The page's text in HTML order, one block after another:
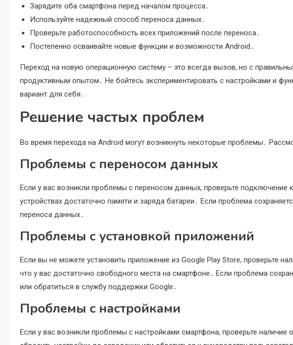
Зарядите оба смартфона перед началом процесса․
Используйте надежный способ переноса данных․
Проверьте работоспособность всех приложений после переноса․
Постепенно осваивайте новые функции и возможности Android․
Переход на новую операционную систему – это всегда вызов, но с
продуктивным опытом․ Не бойтесь экспериментировать с настройками и
вариант для себя․
Решение частых проблем
Во время перехода на Android могут возникнуть некоторые проблемы․
Проблемы с переносом данных
Если у вас возникли проблемы с переносом данных, проверьте подключение
устройствах достаточно памяти и заряда батареи․ Если проблема
переноса данных․
Проблемы с установкой приложений
Если вы не можете установить приложение из Google Play Store, проверьте
что у вас достаточно свободного места на смартфоне․ Если проблема
или обратиться в службу поддержки Google․
Проблемы с настройками
Если у вас возникли проблемы с настройками смартфона, проверьте